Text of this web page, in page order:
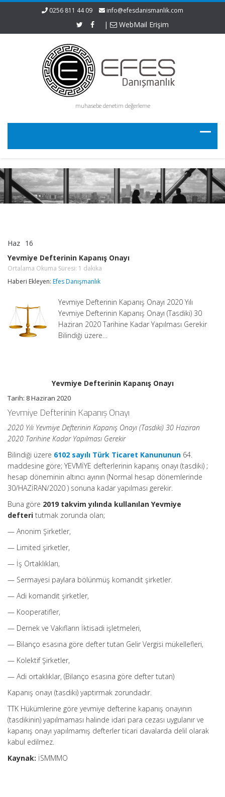
0256 811 44 09 info@efesdanismanlik.com
| WebMail Erişim
muhasebe denetim değerleme
Haz 16
Kapanış
Onayı
Ortalama
Okuma
dakika
Yevmiye Defterinin Kapanış Onayı
Ortalama Okuma Süresi: 1 dakika
Haberi Ekleyen: Efes Danışmanlık
Yevmiye Defterinin Kapanış Onayı 2020 Yılı
Yevmiye Defterinin Kapanış Onayı (Tasdiki) 30
Haziran 2020 Tarihine Kadar Yapılması Gerekir
Bilindiği üzere…
Yevmiye Defterinin Kapanış Onayı
Tarih: 8 Haziran 2020
Yevmiye Defterinin Kapanış Onayı
2020 Yılı Yevmiye Defterinin Kapanış Onayı (Tasdiki) 30 Haziran
2020 Tarihine Kadar Yapılması Gerekir
Bilindiği üzere 6102 sayılı Türk Ticaret Kanununun 64.
maddesine göre; YEVMİYE defterlerinin kapanış onayı (tasdiki) ;
hesap döneminin altıncı ayının (Normal hesap dönemlerinde
30/HAZİRAN/2020 ) sonuna kadar yapılması gerekir.
Buna göre 2019 takvim yılında kullanılan Yevmiye
defteri tutmak zorunda olan;
— Anonim Şirketler,
— Limited şirketler,
— İş Ortaklıkları,
— Sermayesi paylara bölünmüş komandit şirketler.
— Adi komandit şirketler,
— Kooperatifler,
— Dernek ve Vakıfların İktisadi işletmeleri,
— Bilanço esasına göre defter tutan Gelir Vergisi mükellefleri,
— Kolektif Şirketler,
— Adi ortaklıklar, (Bilanço esasına göre defter tutan)
Kapanış onayı (tasdiki) yaptırmak zorundadır.
TTK Hükümlerine göre yevmiye defterine kapanış onayının
(tasdikinin) yapılmaması halinde idari para cezası uygulanır ve
kapanış onayı yapılmamış defterler ticari davalarda delil olarak
kabul edilmez.
Kaynak: İSMMMO